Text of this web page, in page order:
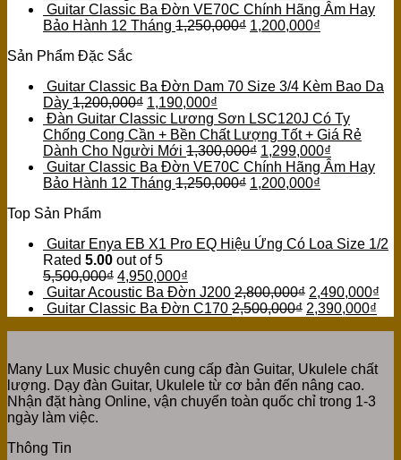
Guitar Classic Ba Đờn VE70C Chính Hãng Âm Hay
Bảo Hành 12 Tháng 1,250,000₫ 1,200,000₫
Sản Phẩm Đặc Sắc
Guitar Classic Ba Đờn Dam 70 Size 3/4 Kèm Bao Da
Dày 1,200,000₫ 1,190,000₫
Đàn Guitar Classic Lương Sơn LSC120J Có Ty
Chống Cong Cần + Bền Chất Lượng Tốt + Giá Rẻ
Dành Cho Người Mới 1,300,000₫ 1,299,000₫
Guitar Classic Ba Đờn VE70C Chính Hãng Âm Hay
Bảo Hành 12 Tháng 1,250,000₫ 1,200,000₫
Top Sản Phẩm
Guitar Enya EB X1 Pro EQ Hiệu Ứng Có Loa Size 1/2
Rated 5.00 out of 5
5,500,000₫ 4,950,000₫
Guitar Acoustic Ba Đờn J200 2,800,000₫ 2,490,000₫
Guitar Classic Ba Đờn C170 2,500,000₫ 2,390,000₫
Many Lux Music chuyên cung cấp đàn Guitar, Ukulele chất
lượng. Dạy đàn Guitar, Ukulele từ cơ bản đến nâng cao.
Nhận đặt hàng Online, vận chuyển toàn quốc chỉ trong 1-3
ngày làm việc.
Thông Tin